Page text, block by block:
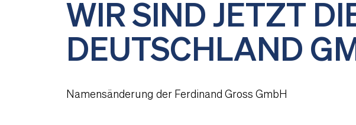
WIR SIND JETZT
DEUTSCHLAND
Namensänderung der Ferdinand Gross GmbH